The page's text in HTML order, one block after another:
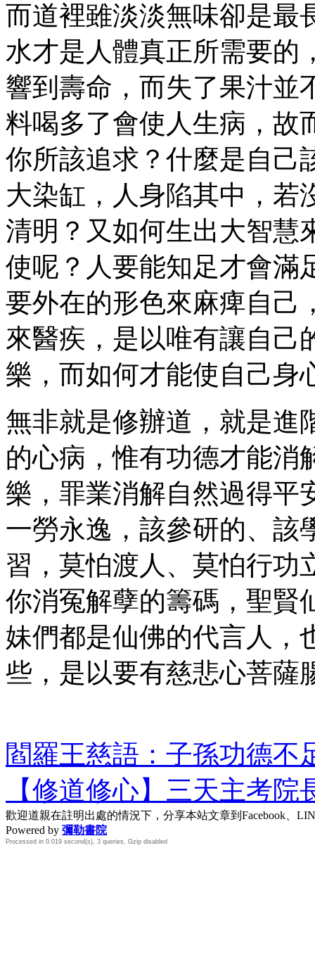
而道裡雖淡淡無味卻是最
水才是人體真正所需要的
響到壽命，而失了果汁並
料喝多了會使人生病，故
你所該追求？什麼是自己
大染缸，人身陷其中，若
清明？又如何生出大智慧
使呢？人要能知足才會滿
要外在的形色來麻痺自己
來醫疾，是以唯有讓自己
樂，而如何才能使自己身
無非就是修辦道，就是進
的心病，惟有功德才能消
樂，罪業消解自然過得平
一勞永逸，該參研的、該
習，莫怕渡人、莫怕行功
你消冤解孽的籌碼，聖賢
妹們都是仙佛的代言人，
些，是以要有慈悲心菩薩
閻羅王慈語：子孫功德不
【修道修心】三天主考院
歡迎道親在註明出處的情況下，分享本站文章到Facebook、
Powered by 彌勒書院
Processed in 0.019 second(s), 3 queries, Gzip disabled